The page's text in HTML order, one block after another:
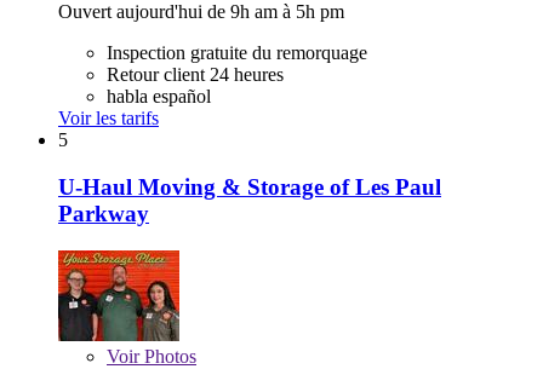
Ouvert aujourd'hui de 9h am à 5h pm
Inspection gratuite du remorquage
Retour client 24 heures
habla español
Voir les tarifs
5
U-Haul Moving & Storage of Les Paul
Parkway
VoirPhotos